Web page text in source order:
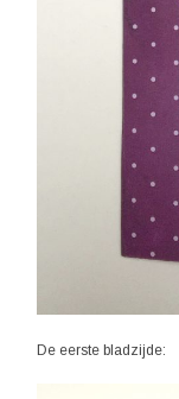
De eerste bladzijde: